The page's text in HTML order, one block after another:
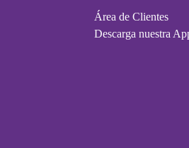
Área de Clientes
Descarga nuestra